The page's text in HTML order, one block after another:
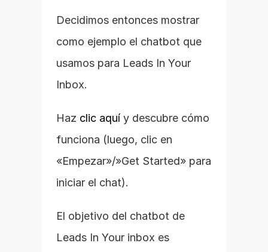
Decidimos entonces mostrar
como ejemplo el chatbot que
usamos para Leads In Your
Inbox.
Haz clic aquí y descubre cómo
funciona (luego, clic en
«Empezar»/»Get Started» para
iniciar el chat).
El objetivo del chatbot de
Leads In Your inbox es